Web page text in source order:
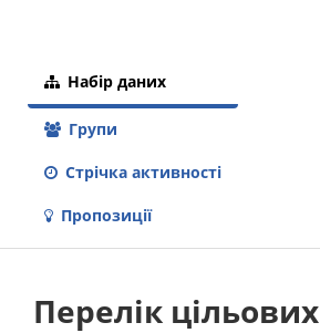
Набір даних
Групи
Стрічка активності
Пропозиції
Перелік цільових